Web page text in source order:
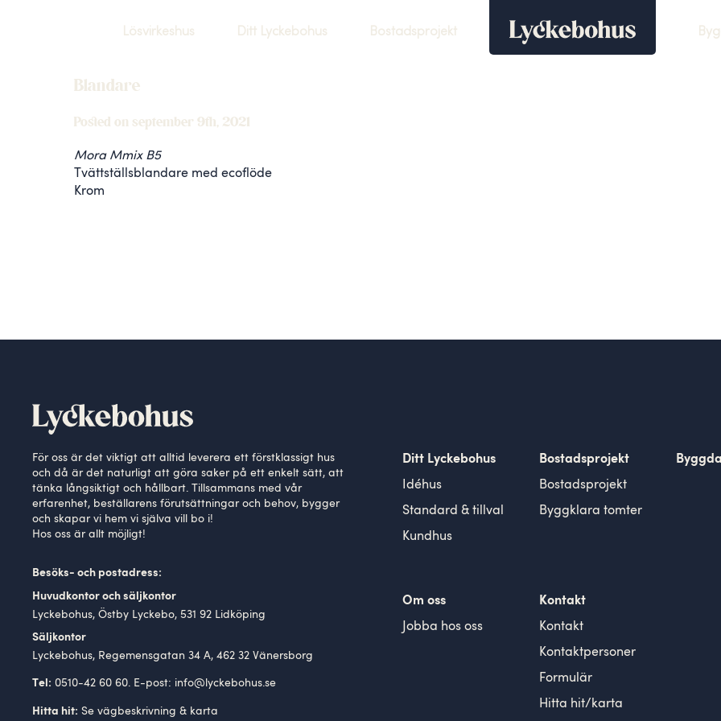
Lösvirkeshus Ditt Lyckebohus Bostadsprojekt
Blandare
Posted on september 9th, 2021
Mora Mmix B5
Tvättställsblandare med ecoflöde
Krom
För oss är det viktigt att alltid leverera ett förstklassigt hus
och då är det naturligt att göra saker på ett enkelt sätt, att
tänka långsiktigt och hållbart. Tillsammans med vår
erfarenhet, beställarens förutsättningar och behov, bygger
och skapar vi hem vi själva vill bo i!
Hos oss är allt möjligt!
Besöks- och postadress:
Huvudkontor och säljkontor
Lyckebohus, Östby Lyckebo, 531 92 Lidköping
Säljkontor
Lyckebohus, Regemensgatan 34 A, 462 32 Vänersborg
Tel: 0510-42 60 60. E-post: info@lyckebohus.se
Hitta hit: Se vägbeskrivning & karta
Ditt Lyckebohus
Idéhus
Standard & tillval
Kundhus
Bostadsprojekt
Bostadsprojekt
Byggklara tomter
Om oss
Jobba hos oss
Kontakt
Kontakt
Kontaktpersoner
Formulär
Hitta hit/karta